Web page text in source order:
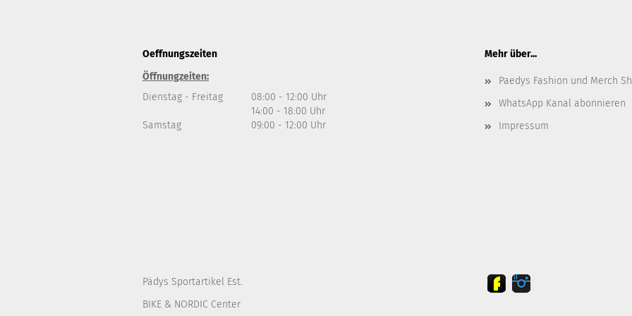
Oeffnungszeiten
Öffnungzeiten:
Dienstag - Freitag
08:00 - 12:00 Uhr
14:00 - 18:00 Uhr
Samstag
09:00 - 12:00 Uhr
Mehr über...
Paedys Fashion und Merch
WhatsApp Kanal abonnieren
Impressum
Pädys Sportartikel Est.
BIKE & NORDIC Center